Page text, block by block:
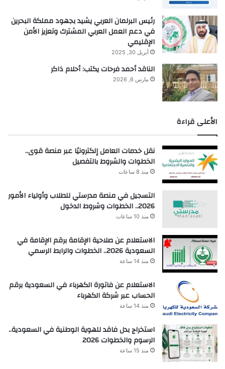
رئيس البرلمان العربي يشيد بجهود مملكة البحرين
في دعم العمل العربي المشترك وتعزيز الأمن
الإقليمي
أبريل 30, 2025
الناقد أحمد فرحات يكتب: أحلام ذاكر
مارس 6, 2026
الأعلى قراءة
نقل خدمات العامل إلكترونيًا عبر منصة قوى..
الخطوات والشروط بالتفصيل
منذ 8 ساعات
التسجيل في منصة مدرستي للطلاب وأولياء الأمور
2026.. الخطوات وشروط الدخول
منذ 10 ساعات
الاستعلام عن صلاحية الإقامة برقم الإقامة في
السعودية 2026.. الخطوات والرابط الرسمي
منذ 14 ساعة
الاستعلام عن فاتورة الكهرباء في السعودية برقم
الحساب عبر شركة الكهرباء
منذ 14 ساعة
استخراج بدل فاقد للهوية الوطنية في السعودية..
الرسوم والخطوات 2026
منذ 15 ساعة